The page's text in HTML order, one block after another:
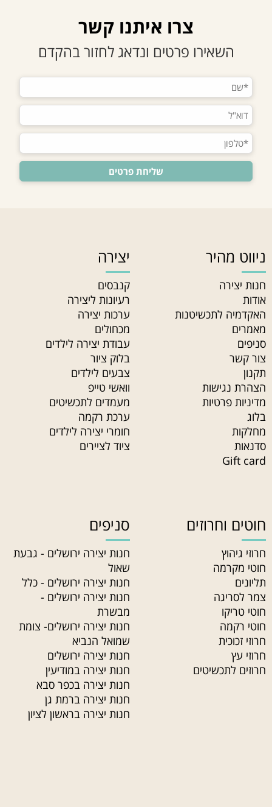
צרו איתנו קשר
השאירו פרטים ונדאג לחזור בהקדם
ניווט מהיר
חנות יצירה
אודות
האקדמיה לתכשיטנות
מאמרים
סניפים
צור קשר
תקנון
הצהרת נגישות
מדיניות פרטיות
בלוג
מחלקות
סדנאות
Gift card
יצירה
קנבסים
רעיונות ליצירה
ערכות יצירה
מכחולים
עבודת יצירה לילדים
בלוק ציור
צבעים לילדים
וואשי טייפ
מעמדים לתכשיטים
ערכת רקמה
חומרי יצירה לילדים
ציוד לציירים
חוטים וחרוזים
חרוזי גיהוץ
חוטי מקרמה
תליונים
צמר לסריגה
חוטי טריקו
חוטי רקמה
חרוזי זכוכית
חרוזי עץ
חרוזים לתכשיטים
סניפים
חנות יצירה ירושלים - גבעת
שאול
חנות יצירה ירושלים - כלל
חנות יצירה ירושלים -
מבשרת
חנות יצירה ירושלים- צומת
שמואל הנביא
חנות יצירה ירושלים
חנות יצירה במודיעין
חנות יצירה בכפר סבא
חנות יצירה ברמת גן
חנות יצירה בראשון לציון